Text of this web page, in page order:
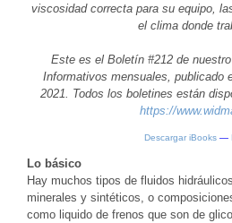
viscosidad correcta para su equipo,
el clima donde
Este es el Boletín #212 de
Informativos mensuales, publicado
2021. Todos los boletines están
https://
Descargar iBooks —
Lo básico
Hay muchos tipos de fluidos
minerales y sintéticos, o
como liquido de frenos que son de